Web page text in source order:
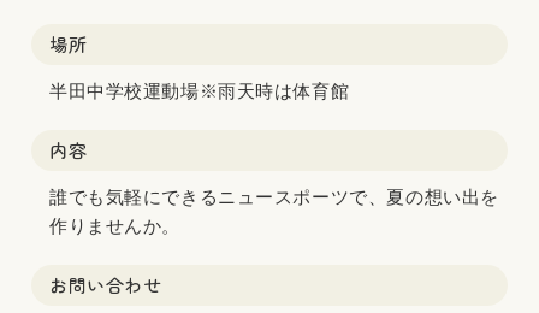
場所
半田中学校運動場※雨天時は体育館
内容
誰でも気軽にできるニュースポーツで、夏の想い出を
作りませんか。
お問い合わせ